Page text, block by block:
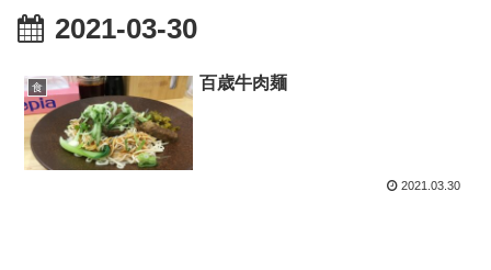
2021-03-30
食 百歳牛肉麺
2021.03.30